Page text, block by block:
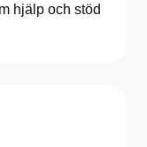
hjälp och stöd